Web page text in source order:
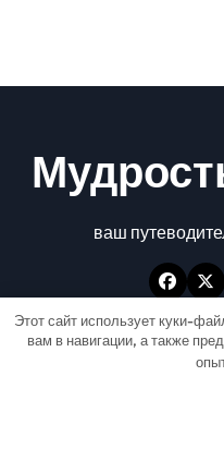
ваш
Этот сайт использует куки-
вам в навигации, а также